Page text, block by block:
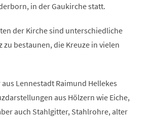
in der Gaukirche statt.
der Kirche sind unterschiedliche
zu bestaunen, die Kreuze in vielen
Lennestadt Raimund Hellekes
aus Hölzern wie Eiche,
auch Stahlgitter, Stahlrohre, alter